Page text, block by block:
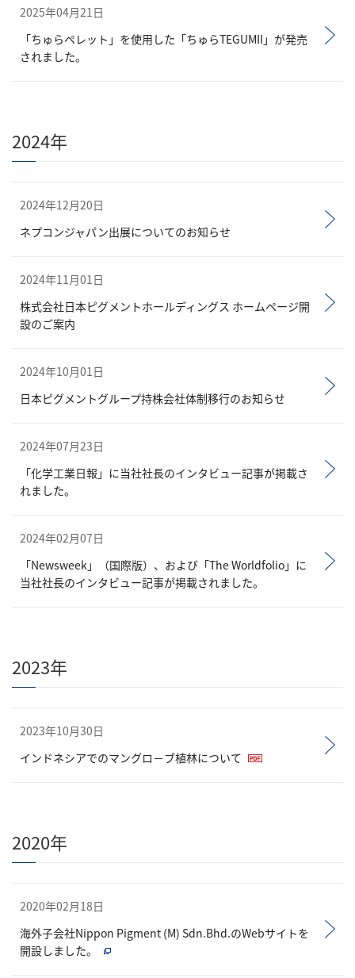
2025年04月21日
「ちゅらペレット」を使用した「ちゅらTEGUMII」が発売
されました。
2024年
2024年12月20日
ネプコンジャパン出展についてのお知らせ
2024年11月01日
株式会社日本ピグメントホールディングス ホームページ開
設のご案内
2024年10月01日
日本ピグメントグループ持株会社体制移行のお知らせ
2024年07月23日
「化学工業日報」に当社社長のインタビュー記事が掲載さ
れました。
2024年02月07日
「Newsweek」（国際版）、および「The Worldfolio」に
当社社長のインタビュー記事が掲載されました。
2023年
2023年10月30日
インドネシアでのマングロ－ブ植林について
2020年
2020年02月18日
海外子会社Nippon Pigment (M) Sdn.Bhd.のWebサイトを
開設しました。